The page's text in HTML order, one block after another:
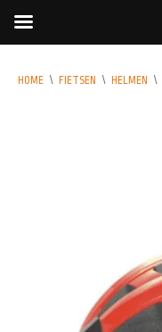
HOME \ FIETSEN \ HELMEN \